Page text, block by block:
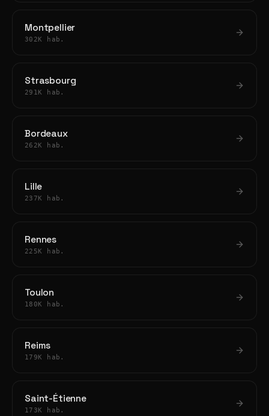
Montpellier
302K hab.
Strasbourg
291K hab.
Bordeaux
262K hab.
Lille
237K hab.
Rennes
225K hab.
Toulon
180K hab.
Reims
179K hab.
Saint-Étienne
173K hab.